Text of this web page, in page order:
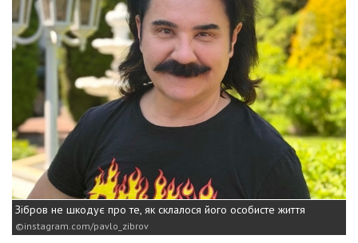
Зібров не шкодує про те, як склалося його особисте життя
instagram.com/pavlo_zibrov